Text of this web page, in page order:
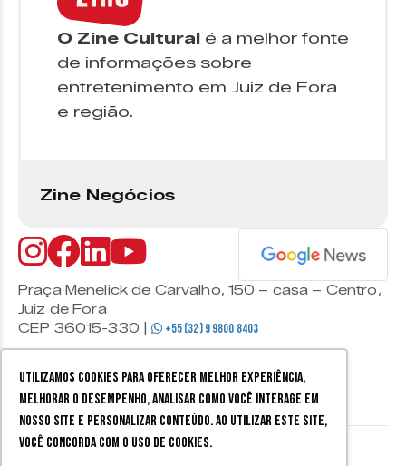
Utilizamos cookies para oferecer melhor experiência,
melhorar o desempenho, analisar como você interage em
nosso site e personalizar conteúdo. Ao utilizar este site,
você concorda com o uso de cookies.
O Zine Cultural é a melhor fonte
de informações sobre
entretenimento em Juiz de Fora
e região.
Zine Negócios
Praça Menelick de Carvalho, 150 – casa – Centro,
Juiz de Fora
CEP 36015-330 |
+55 (32) 9 9800 8403